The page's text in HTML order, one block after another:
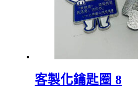
客製化鑰匙圈 8